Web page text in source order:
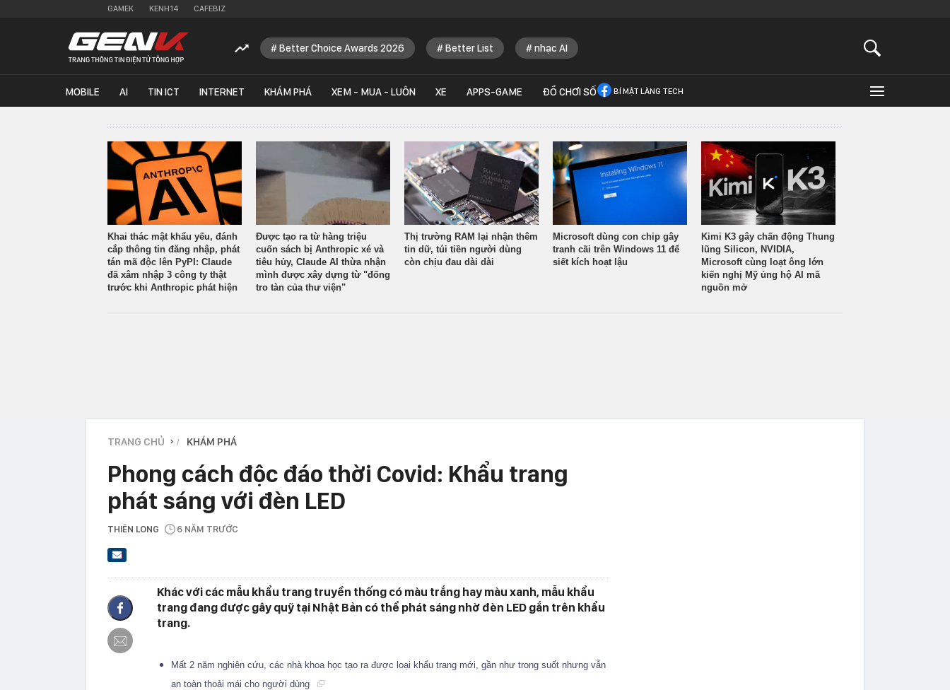
GAMEK KENH14 CAFEBIZ
Better Choice Awards 2026 Better List nhạc AI
MOBILE AI TIN ICT INTERNET KHÁM PHÁ XEM - MUA - LUÔN XE APPS-GAME ĐỒ CHƠI SỐ BÍ MẬT LÀNG TECH
Khai thác mật khẩu yếu, đánh
cắp thông tin đăng nhập, phát
tán mã độc lên PyPI: Claude
đã xâm nhập 3 công ty thật
trước khi Anthropic phát hiện
Được tạo ra từ hàng triệu
cuốn sách bị Anthropic xé và
tiêu hủy, Claude AI thừa nhận
mình được xây dựng từ "đống
tro tàn của thư viện"
Thị trường RAM lại nhận thêm
tin dữ, túi tiền người dùng
còn chịu đau dài dài
Microsoft dùng con chip gây
tranh cãi trên Windows 11 để
siết kích hoạt lậu
Kimi K3 gây chấn động Thung
lũng Silicon, NVIDIA,
Microsoft cùng loạt ông lớn
kiến nghị Mỹ ủng hộ AI mã
nguồn mở
TRANG CHỦ › KHÁM PHÁ
Phong cách độc đáo thời Covid: Khẩu trang
phát sáng với đèn LED
THIÊN LONG 6 NĂM TRƯỚC
Khác với các mẫu khẩu trang truyền thống có màu trắng hay màu xanh, mẫu khẩu
trang đang được gây quỹ tại Nhật Bản có thể phát sáng nhờ đèn LED gắn trên khẩu
trang.
Mất 2 năm nghiên cứu, các nhà khoa học tạo ra được loại khẩu trang mới, gần như trong suốt nhưng vẫn
an toàn thoải mái cho người dùng